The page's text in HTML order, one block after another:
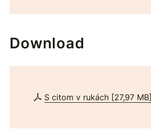
Download
S citom v rukách [27,97 MB]